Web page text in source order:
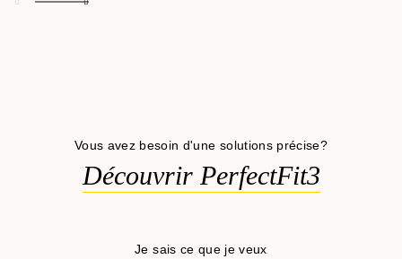
Vous avez besoin d'une solutions précise?
Découvrir PerfectFit3
Je sais ce que je veux